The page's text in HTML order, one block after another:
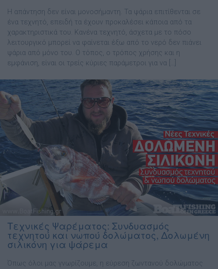
Η απάντηση δεν είναι μονοσήμαντη. Τα ψάρια επιτίθενται σε
ένα τεχνητό, επειδή τα έχουν προκαλέσει κάποια από τα
χαρακτηριστικά του. Κανένα τεχνητό, άσχετα με το πόσο
λειτουργικό μπορεί να φαίνεται έξω από το νερό δεν πιάνει
ψάρια από μόνο του. Ο τόπος, ο τρόπος χρήσης και η
εμφάνιση, είναι οι τρείς κύριες παράμετροι για να […]
Τεχνικές Ψαρέματος: Συνδυασμός
τεχνητού και νωπού δολώματος, Δολωμένη
σιλικόνη για ψάρεμα
Όπως όλοι µας γνωρίζουµε, η εύρεση ζωντανού δολώµατος